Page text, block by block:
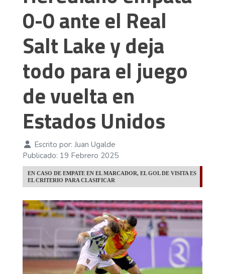
0-0 ante el Real
Salt Lake y deja
todo para el juego
de vuelta en
Estados Unidos
Escrito por: Juan Ugalde
Publicado: 19 Febrero 2025
EN CASO DE EMPATE EN EL MARCADOR, EL GOL DE VISITA ES
EL CRITERIO PARA CLASIFICAR